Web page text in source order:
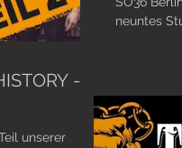
neuntes
-
unserer